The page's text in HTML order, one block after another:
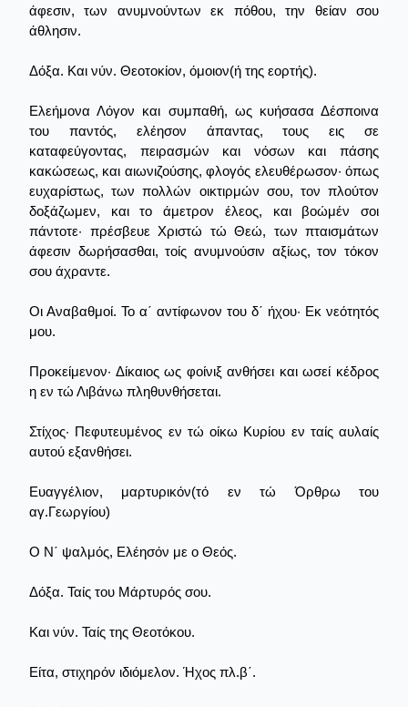
άφεσιν, των ανυμνούντων εκ πόθου, την θείαν σου
άθλησιν.
Δόξα. Και νύν. Θεοτοκίον, όμοιον(ή της εορτής).
Ελεήμονα Λόγον και συμπαθή, ως κυήσασα Δέσποινα
του παντός, ελέησον άπαντας, τους εις σε
καταφεύγοντας, πειρασμών και νόσων και πάσης
κακώσεως, και αιωνιζούσης, φλογός ελευθέρωσον· όπως
ευχαρίστως, των πολλών οικτιρμών σου, τον πλούτον
δοξάζωμεν, και το άμετρον έλεος, και βοώμέν σοι
πάντοτε· πρέσβευε Χριστώ τώ Θεώ, των πταισμάτων
άφεσιν δωρήσασθαι, τοίς ανυμνούσιν αξίως, τον τόκον
σου άχραντε.
Οι Αναβαθμοί. Το α΄ αντίφωνον του δ΄ ήχου· Εκ νεότητός
μου.
Προκείμενον· Δίκαιος ως φοίνιξ ανθήσει και ωσεί κέδρος
η εν τώ Λιβάνω πληθυνθήσεται.
Στίχος· Πεφυτευμένος εν τώ οίκω Κυρίου εν ταίς αυλαίς
αυτού εξανθήσει.
Ευαγγέλιον, μαρτυρικόν(τό εν τώ Όρθρω του
αγ.Γεωργίου)
Ο Ν΄ ψαλμός, Ελέησόν με ο Θεός.
Δόξα. Ταίς του Μάρτυρός σου.
Και νύν. Ταίς της Θεοτόκου.
Είτα, στιχηρόν ιδιόμελον. Ήχος πλ.β΄.